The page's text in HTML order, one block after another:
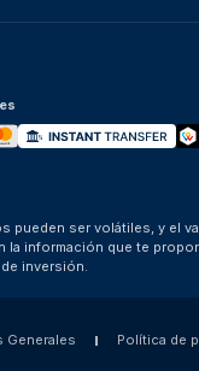
ser volátiles, y el
información que te
inversión.
Generales Política de